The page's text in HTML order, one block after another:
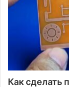
Как сделать